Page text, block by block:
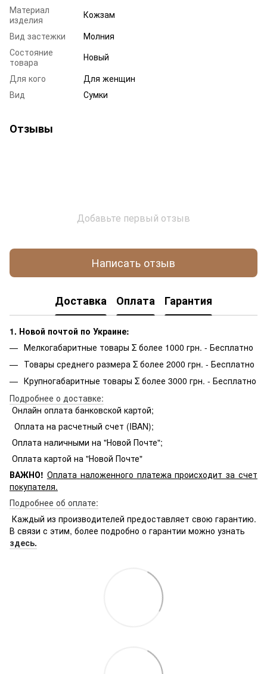
Материал
изделия
Кожзам
Вид застежки
Молния
Состояние
товара
Новый
Для кого
Для женщин
Вид
Сумки
Отзывы
Добавьте первый отзыв
Написать отзыв
Доставка Оплата Гарантия
1. Новой почтой по Украине:
Мелкогабаритные товары Σ более 1000 грн. - Бесплатно
Товары среднего размера Σ более 2000 грн. - Бесплатно
Крупногабаритные товары Σ более 3000 грн. - Бесплатно
Подробнее о доставке:
Онлайн оплата банковской картой;
Оплата на расчетный счет (IBAN);
Оплата наличными на "Новой Почте";
Оплата картой на "Новой Почте"
ВАЖНО! Оплата наложенного платежа происходит за счет
покупателя.
Подробнее об оплате:
Каждый из производителей предоставляет свою гарантию.
В связи с этим, более подробно о гарантии можно узнать
здесь.